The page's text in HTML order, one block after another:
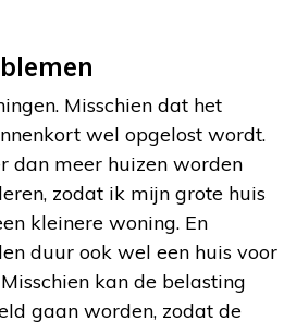
Misschien dat het
wel opgelost wordt.
dan meer huizen worden
zodat ik mijn grote huis
kleinere woning. En
duur ook wel een huis voor
kan de belasting
gaan worden, zodat de